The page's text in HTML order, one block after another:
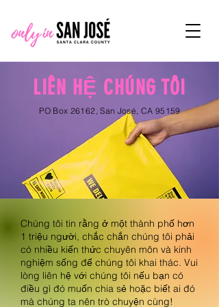
LIÊN HỆ CHÚNG TÔI
Chúng tôi tin rằng ở một thành phố hơn
1 triệu người, chắc chắn chúng tôi phải
có nhiều kiến thức chuyên môn và kinh
nghiệm sống để chúng tôi khai thác. Vui
lòng liên hệ với chúng tôi nếu bạn có
điều gì đó muốn chia sẻ hoặc biết ai đó
mà chúng ta nên trò chuyện cùng!
PO Box 26162, San José, CA 95159